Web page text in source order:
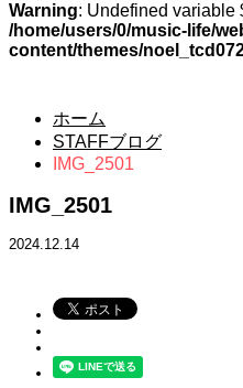
Warning: Undefined variable
/home/users/0/music-life/
content/themes/
ホーム
STAFFブログ
IMG_2501
IMG_2501
2024.12.14